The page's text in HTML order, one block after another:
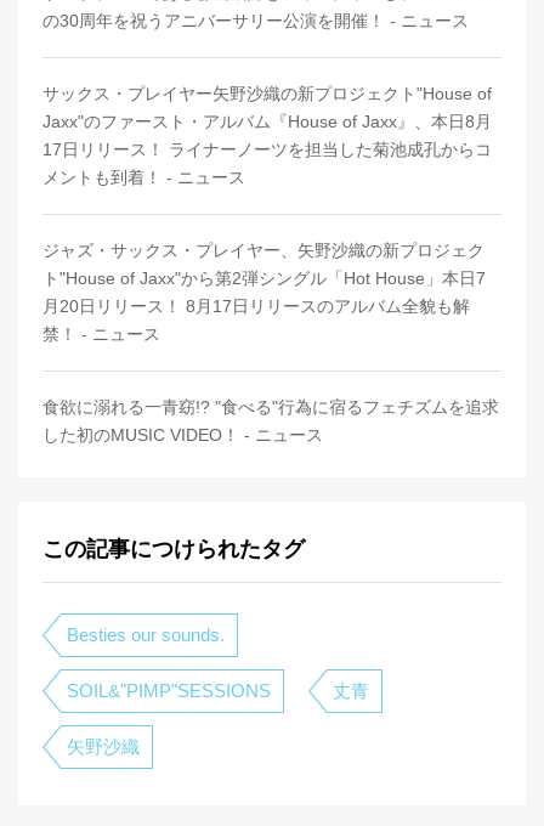
の30周年を祝うアニバーサリー公演を開催！ - ニュース
サックス・プレイヤー矢野沙織の新プロジェクト"House of
Jaxx"のファースト・アルバム『House of Jaxx』、本日8月
17日リリース！ ライナーノーツを担当した菊池成孔からコ
メントも到着！ - ニュース
ジャズ・サックス・プレイヤー、矢野沙織の新プロジェク
ト"House of Jaxx"から第2弾シングル「Hot House」本日7
月20日リリース！ 8月17日リリースのアルバム全貌も解
禁！ - ニュース
食欲に溺れる一青窈!? "食べる"行為に宿るフェチズムを追求
した初のMUSIC VIDEO！ - ニュース
この記事につけられたタグ
Besties our sounds.
SOIL&"PIMP"SESSIONS 丈青
矢野沙織